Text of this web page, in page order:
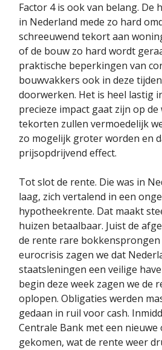
Factor 4 is ook van belang. De
in Nederland mede zo hard
schreeuwend tekort aan
of de bouw zo hard wordt
praktische beperkingen van
bouwvakkers ook in deze
doorwerken. Het is heel lastig
precieze impact gaat zijn op
tekorten zullen vermoedelijk
zo mogelijk groter worden en
prijsopdrijvend effect.
Tot slot de rente. Die was in
laag, zich vertalend in een
hypotheekrente. Dat maakt
huizen betaalbaar. Juist de
de rente rare bokkensprongen
eurocrisis zagen we dat
staatsleningen een veilige
begin deze week zagen we de
oplopen. Obligaties werden
gedaan in ruil voor cash.
Centrale Bank met een
gekomen, wat de rente weer